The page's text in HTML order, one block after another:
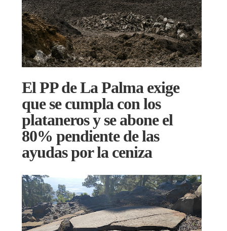
El PP de La Palma exige
que se cumpla con los
plataneros y se abone el
80% pendiente de las
ayudas por la ceniza